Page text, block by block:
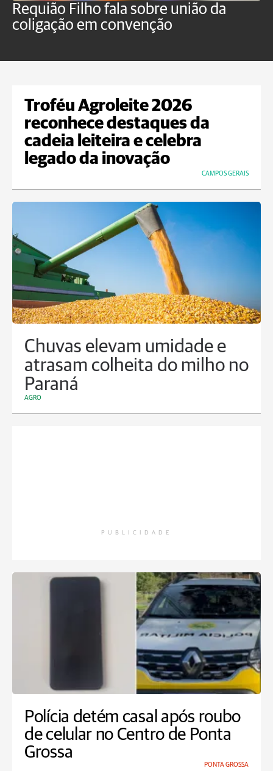
Requião Filho fala sobre união da
coligação em convenção
Troféu Agroleite 2026
reconhece destaques da
cadeia leiteira e celebra
legado da inovação
CAMPOS GERAIS
Chuvas elevam umidade e
atrasam colheita do milho no
Paraná
AGRO
PUBLICIDADE
Polícia detém casal após roubo
de celular no Centro de Ponta
Grossa
PONTA GROSSA